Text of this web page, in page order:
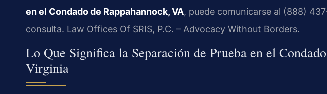
en el Condado de Rappahannock, VA, puede comunicarse al (888)
consulta. Law Offices Of SRIS, P.C. – Advocacy Without Borders.
Lo Que Significa la Separación de Prueba en el
Virginia